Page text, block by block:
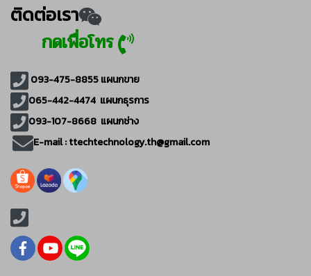
ติดต่อเรา
กดเพื่อโทร
093-475-8855แผนกขาย
065-442-4474 แผนกธุรการ
093-107-8668 แผนกช่าง
E-mail :ttechtechnology.th@gmail.com